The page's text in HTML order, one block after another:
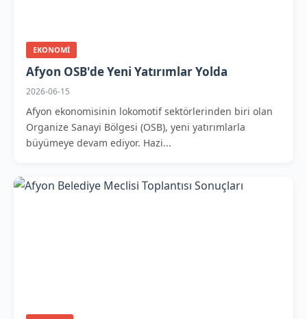
EKONOMI
Afyon OSB'de Yeni Yatırımlar Yolda
2026-06-15
Afyon ekonomisinin lokomotif sektörlerinden biri olan
Organize Sanayi Bölgesi (OSB), yeni yatırımlarla
büyümeye devam ediyor. Hazi...